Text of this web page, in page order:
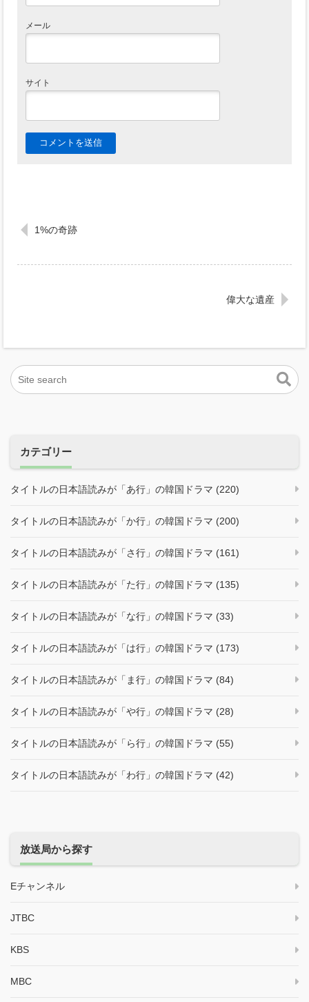
メール
サイト
1%の奇跡
偉大な遺産
カテゴリー
タイトルの日本語読みが「あ行」の韓国ドラマ (220)
タイトルの日本語読みが「か行」の韓国ドラマ (200)
タイトルの日本語読みが「さ行」の韓国ドラマ (161)
タイトルの日本語読みが「た行」の韓国ドラマ (135)
タイトルの日本語読みが「な行」の韓国ドラマ (33)
タイトルの日本語読みが「は行」の韓国ドラマ (173)
タイトルの日本語読みが「ま行」の韓国ドラマ (84)
タイトルの日本語読みが「や行」の韓国ドラマ (28)
タイトルの日本語読みが「ら行」の韓国ドラマ (55)
タイトルの日本語読みが「わ行」の韓国ドラマ (42)
放送局から探す
Eチャンネル
JTBC
KBS
MBC